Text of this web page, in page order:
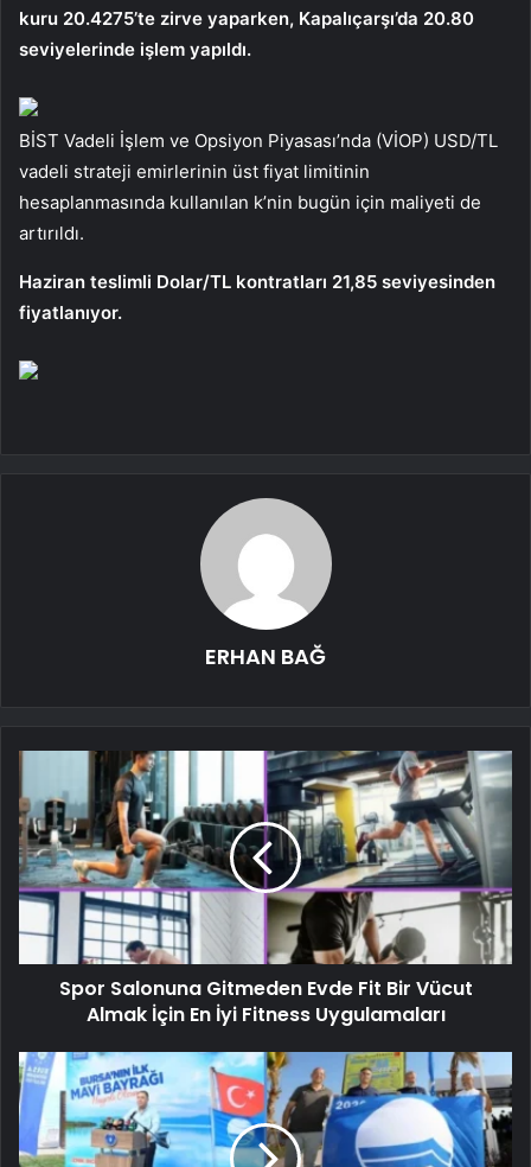
kuru 20.4275’te zirve yaparken, Kapalıçarşı’da 20.80
seviyelerinde işlem yapıldı.
BİST Vadeli İşlem ve Opsiyon Piyasası’nda (VİOP) USD/TL
vadeli strateji emirlerinin üst fiyat limitinin
hesaplanmasında kullanılan k’nin bugün için maliyeti de
artırıldı.
Haziran teslimli Dolar/TL kontratları 21,85 seviyesinden
fiyatlanıyor.
ERHAN BAĞ
Spor Salonuna Gitmeden Evde Fit Bir Vücut
Almak İçin En İyi Fitness Uygulamaları